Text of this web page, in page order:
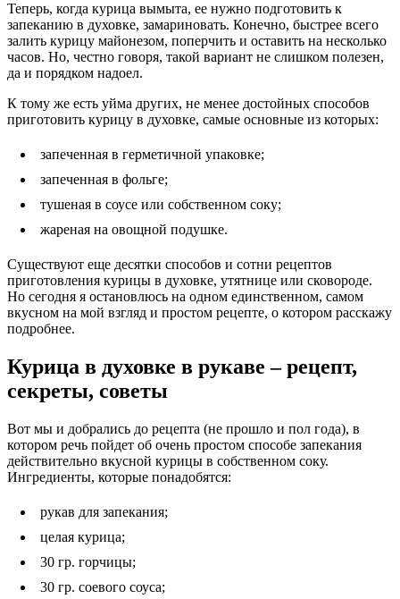
Теперь, когда курица вымыта, ее нужно подготовить к
запеканию в духовке, замариновать. Конечно, быстрее всего
залить курицу майонезом, поперчить и оставить на несколько
часов. Но, честно говоря, такой вариант не слишком полезен,
да и порядком надоел.
К тому же есть уйма других, не менее достойных способов
приготовить курицу в духовке, самые основные из которых:
запеченная в герметичной упаковке;
запеченная в фольге;
тушеная в соусе или собственном соку;
жареная на овощной подушке.
Существуют еще десятки способов и сотни рецептов
приготовления курицы в духовке, утятнице или сковороде.
Но сегодня я остановлюсь на одном единственном, самом
вкусном на мой взгляд и простом рецепте, о котором расскажу
подробнее.
Курица в духовке в рукаве – рецепт,
секреты, советы
Вот мы и добрались до рецепта (не прошло и пол года), в
котором речь пойдет об очень простом способе запекания
действительно вкусной курицы в собственном соку.
Ингредиенты, которые понадобятся:
рукав для запекания;
целая курица;
30 гр. горчицы;
30 гр. соевого соуса;